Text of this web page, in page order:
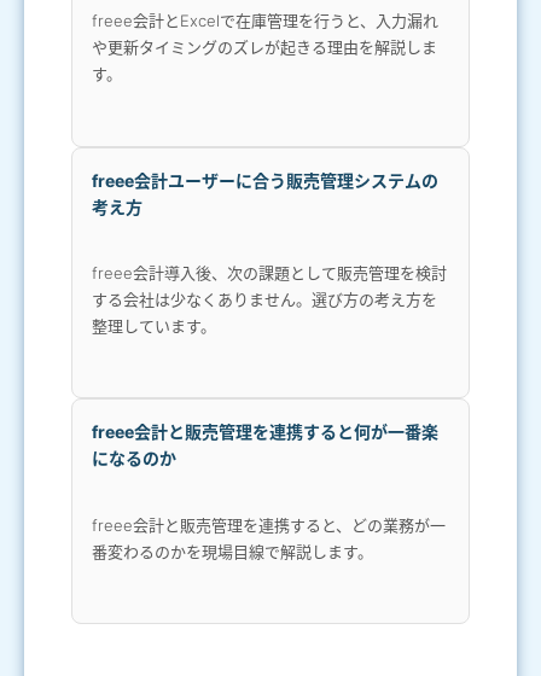
freee会計とExcelで在庫管理を行うと、入力漏れ
や更新タイミングのズレが起きる理由を解説しま
す。
freee会計ユーザーに合う販売管理システムの
考え方
freee会計導入後、次の課題として販売管理を検討
する会社は少なくありません。選び方の考え方を
整理しています。
freee会計と販売管理を連携すると何が一番楽
になるのか
freee会計と販売管理を連携すると、どの業務が一
番変わるのかを現場目線で解説します。